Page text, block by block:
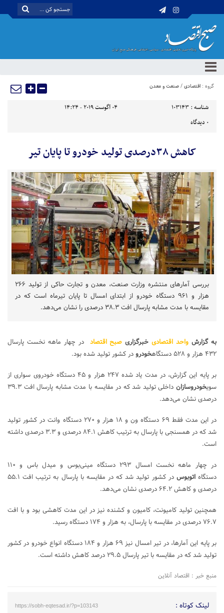
گروه : اقتصادی/صنعت و معدن
شناسه : 103143
04 آگوست 2019 - 14:24
0 دیدگاه
کاهش ۳۸درصدی تولید خودرو تا پایان تیر
بررسی آمارهای منتشره وزارت صنعت، معدن و تجارت حاکی از تولید ۲۶۶
هزار و ۹۶۱ دستگاه خودرو از ابتدای امسال تا پایان تیرماه است که در
مقایسه با مدت مشابه پارسال افت ۳۸.۳ درصدی را نشان می‌دهد.
به گزارش واحد اقتصادی خبرگزاری صبح اقتصاد در چهار ماهه نخست پارسال
۴۳۲ هزار و ۵۲۸ دستگاه
خودرودر کشور تولید شده بود.
بر پایه این گزارش، در مدت یاد شده ۲۴۷ هزار و ۴۵ دستگاه خودروی سواری از
سویخودروسازان
داخلی تولید شد که در مقایسه با مدت مشابه پارسال افت ۳۹.۳
درصدی نشان می‌دهد.
در این مدت فقط ۶۹ دستگاه ون و ۱۸ هزار و ۲۷۰ دستگاه وانت در کشور تولید
شد که در همسنجی با پارسال به ترتیب کاهش ۸۴.۱ درصدی و ۳.۳ درصدی داشته
است.
در چهار ماهه نخست امسال ۲۹۳ دستگاه مینی‌بوس و میدل باس و ۱۱۰
دستگاهاتوبوس
در کشور تولید شد که در مقایسه با پارسال به ترتیب افت ۵۵.۱
درصدی و کاهش ۶۴.۲ درصدی نشان می‌دهد.
همچنین تولید کامیونت، کامیون و کشنده نیز در این مدت کاهشی بود و با افت
۷۶.۷ درصدی در مقایسه با پارسال، به هزار و ۱۷۴ دستگاه رسید.
بر پایه این آمارها، در تیر امسال نیز ۶۹ هزار و ۱۸۴ دستگاه انواع خودرو در کشور
تولید شد که در مقایسه با تیر پارسال ۲۹.۵ درصد کاهش داشته است.
منبع خبر : اقتصاد آنلاین
لینک کوتاه : https://sobh-eqtesad.ir/?p=103143